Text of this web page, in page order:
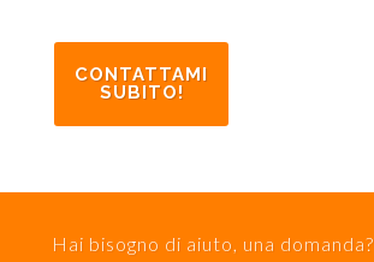
CONTATTAMI
SUBITO!
Hai bisogno di aiuto, una domanda?